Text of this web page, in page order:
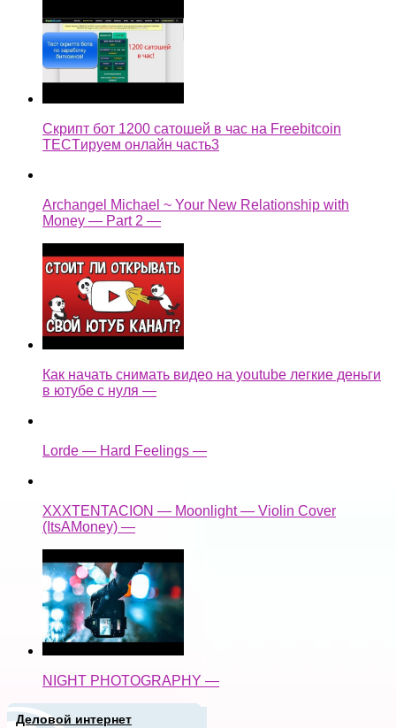
Скрипт бот 1200 сатошей в час на Freebitcoin
TECTируем онлайн часть3
Archangel Michael ~ Your New Relationship with
Money — Part 2 —
Как начать снимать видео на youtube легкие деньги
в ютубе с нуля —
Lorde — Hard Feelings —
XXXTENTACION — Moonlight — Violin Cover
(ItsAMoney) —
NIGHT PHOTOGRAPHY —
Деловой интернет